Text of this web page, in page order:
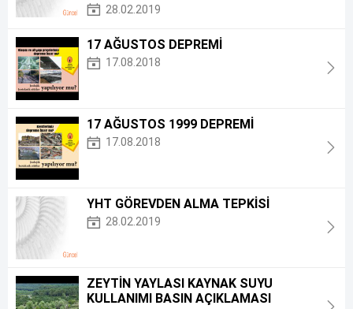
28.02.2019
17 AĞUSTOS DEPREMİ
17.08.2018
17 AĞUSTOS 1999 DEPREMİ
17.08.2018
YHT GÖREVDEN ALMA TEPKİSİ
28.02.2019
ZEYTİN YAYLASI KAYNAK SUYU
KULLANIMI BASIN AÇIKLAMASI